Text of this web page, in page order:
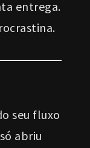
entrega.
seu fluxo
abriu